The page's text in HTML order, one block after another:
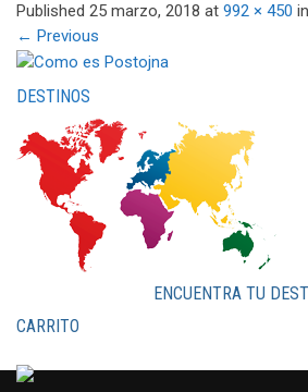
Published 25 marzo, 2018 at 992 × 450 in
← Previous
DESTINOS
ENCUENTRA TU
CARRITO